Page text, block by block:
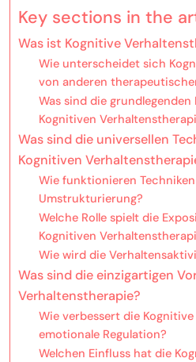
Key sections in the
Was ist Kognitive
Wie unterscheidet sich
von anderen
Was sind die
Kognitiven
Was sind die universellen
Kognitiven
Wie funktionieren
Umstrukturierung?
Welche Rolle spielt die
Kognitiven
Wie wird die
Was sind die einzigartigen
Verhaltenstherapie?
Wie verbessert die
emotionale Regulation?
Welchen Einfluss hat die